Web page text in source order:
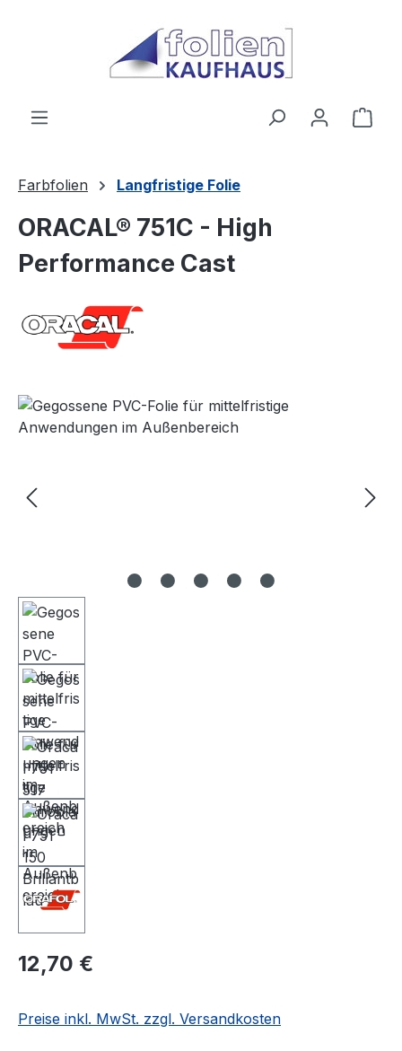
Farbfolien Langfristige Folie
ORACAL® 751C - High
Performance Cast
Bildergalerie überspringen
Regulärer Preis:
12,70 €
Preise inkl. MwSt. zzgl. Versandkosten